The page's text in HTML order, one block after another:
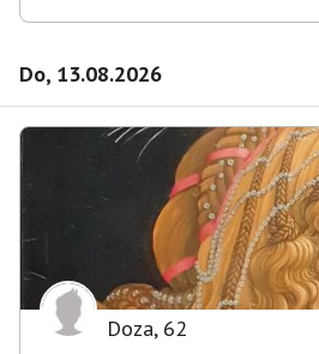
Do, 13.08.2026
Doza, 62